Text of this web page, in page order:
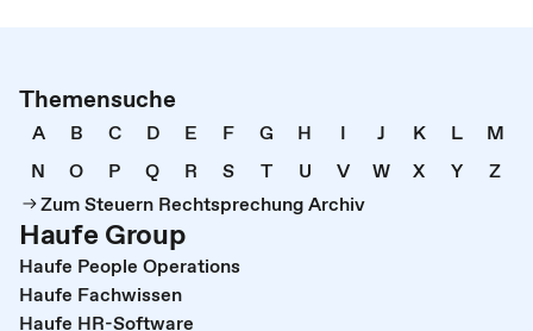
Themensuche
A B C D E F G H I J K L
M
N
O P Q R S T U V W X Y
Z
Zum Steuern Rechtsprechung Archiv
Haufe Group
Haufe People Operations
Haufe Fachwissen
Haufe HR-Software